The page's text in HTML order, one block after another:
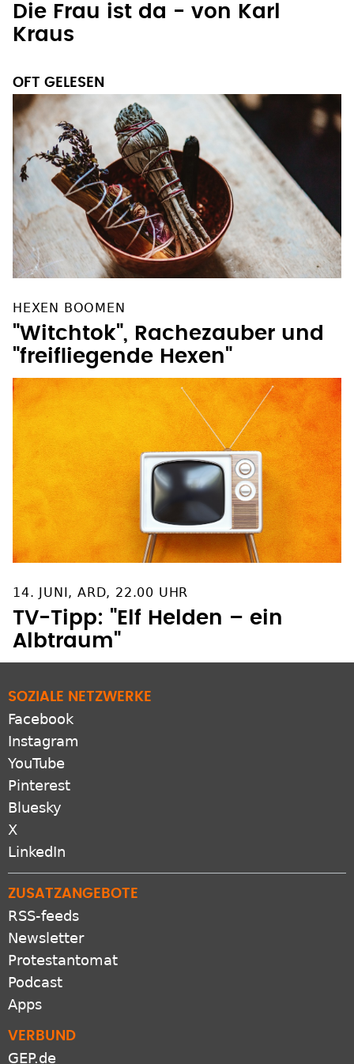
Die Frau ist da - von Karl
Kraus
OFT GELESEN
HEXEN BOOMEN
"Witchtok", Rachezauber und
"freifliegende Hexen"
14. JUNI, ARD, 22.00 UHR
TV-Tipp: "Elf Helden – ein
Albtraum"
SOZIALE NETZWERKE
Facebook
Instagram
YouTube
Pinterest
Bluesky
X
LinkedIn
ZUSATZANGEBOTE
RSS-feeds
Newsletter
Protestantomat
Podcast
Apps
VERBUND
GEP.de